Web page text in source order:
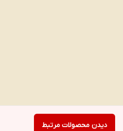
دیدن محصولات مرتبط